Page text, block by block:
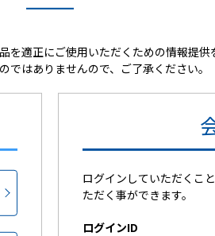
郵便番号から住所を検索
適正にご使用いただくための情報提供
はありませんので、ご了承ください。
ログインしていただくこ
ただく事ができます。
ログインID